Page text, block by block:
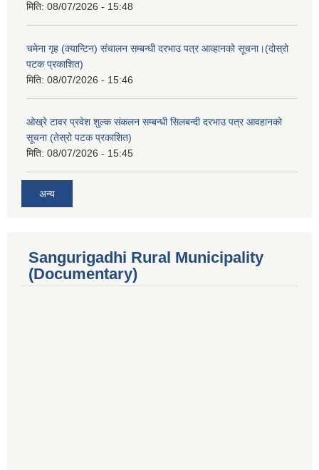
मिति: 08/07/2026 - 15:48
चमेना गृह (क्यान्टिन) संचालन सम्बन्धी दरभाउ पत्र आव्हानको सूचना।(दोस्रो
पटक प्रकाशित)
मिति: 08/07/2026 - 15:46
ओख्रे टावर प्रवेश शुल्क संकलन सम्बन्धी सिलबन्दी दरभाउ पत्र आवहानको
सूचना (तेस्रो पटक प्रकाशित)
मिति: 08/07/2026 - 15:45
अन्य
Sangurigadhi Rural Municipality
(Documentary)